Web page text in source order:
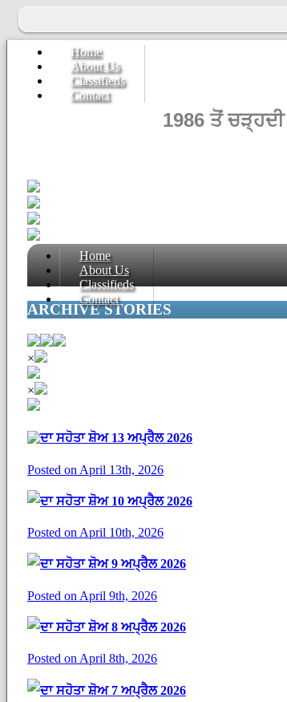
Home
About Us
Classifieds
Contact
1986 ਤੋਂ
Home
About Us
Classifieds
Contact
ARCHIVE STORIES
×
×
ਦਾ ਸਹੋਤਾ ਸ਼ੋਅ 13 ਅਪ੍ਰੈਲ 2026
Posted on April 13th, 2026
ਦਾ ਸਹੋਤਾ ਸ਼ੋਅ 10 ਅਪ੍ਰੈਲ 2026
Posted on April 10th, 2026
ਦਾ ਸਹੋਤਾ ਸ਼ੋਅ 9 ਅਪ੍ਰੈਲ 2026
Posted on April 9th, 2026
ਦਾ ਸਹੋਤਾ ਸ਼ੋਅ 8 ਅਪ੍ਰੈਲ 2026
Posted on April 8th, 2026
ਦਾ ਸਹੋਤਾ ਸ਼ੋਅ 7 ਅਪ੍ਰੈਲ 2026